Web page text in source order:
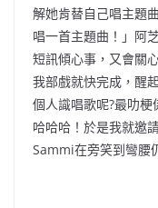
解她肯替自己唱主題
唱一首主題曲！」阿
短訊傾心事，又會關
我部戲就快完成，醒
個人識唱歌呢?最叻
哈哈哈！於是我就邀
Sammi在旁笑到彎腰